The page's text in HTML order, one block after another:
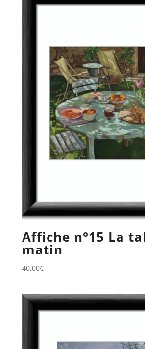
Affiche n°15 La
matin
40,00€